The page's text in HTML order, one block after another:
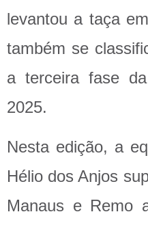
levantou a taça
também se
a terceira fase
2025.
Nesta edição, a
Hélio dos Anjos
Manaus e Remo